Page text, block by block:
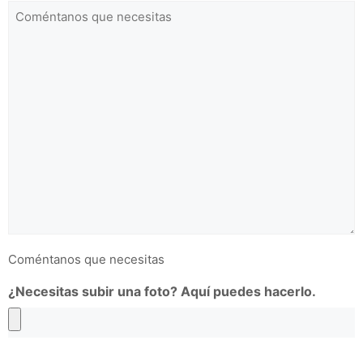
Observaciones
Coméntanos que necesitas
¿Necesitas subir una foto? Aquí puedes hacerlo.